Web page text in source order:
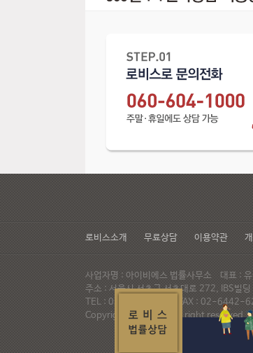
로비스소개 무료상담 이용약관
사업자명 : 아이비에스 법률사무소 대표
주소 : 서울시 서초구 서초대로 272, IBS
TEL : 02-537-6947 FAX : 02-6442-
Copyright© LAWVIS All right reserved